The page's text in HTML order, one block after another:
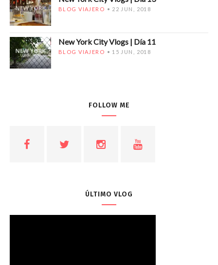
BLOG VIAJERO 22 JUN, 2018
New York City Vlogs | Día 11
BLOG VIAJERO 15 JUN, 2018
FOLLOW ME
ÚLTIMO VLOG